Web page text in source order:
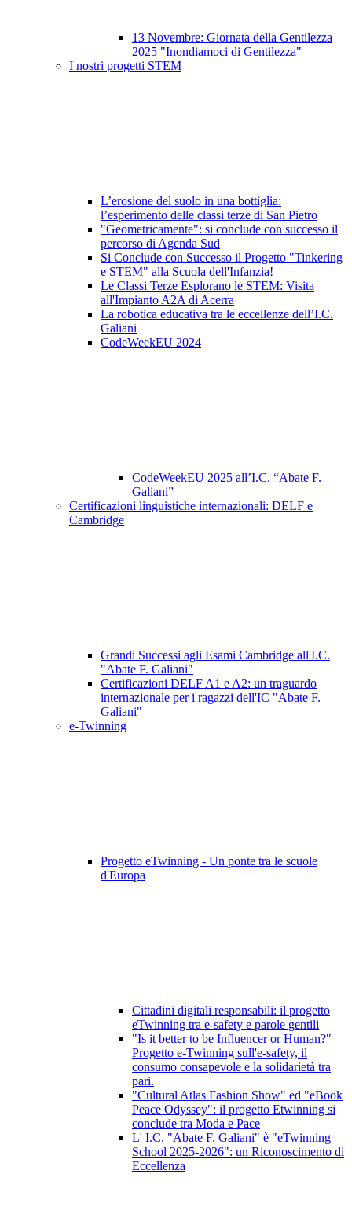
13 Novembre: Giornata della Gentilezza
2025 "Inondiamoci di Gentilezza"
I nostri progetti STEM
L’erosione del suolo in una bottiglia:
l’esperimento delle classi terze di San Pietro
"Geometricamente": si conclude con successo il
percorso di Agenda Sud
Si Conclude con Successo il Progetto "Tinkering
e STEM" alla Scuola dell'Infanzia!
Le Classi Terze Esplorano le STEM: Visita
all'Impianto A2A di Acerra
La robotica educativa tra le eccellenze dell’I.C.
Galiani
CodeWeekEU 2024
CodeWeekEU 2025 all’I.C. “Abate F.
Galiani”
Certificazioni linguistiche internazionali: DELF e
Cambridge
Grandi Successi agli Esami Cambridge all'I.C.
"Abate F. Galiani"
Certificazioni DELF A1 e A2: un traguardo
internazionale per i ragazzi dell'IC "Abate F.
Galiani"
e-Twinning
Progetto eTwinning - Un ponte tra le scuole
d'Europa
Cittadini digitali responsabili: il progetto
eTwinning tra e-safety e parole gentili
"Is it better to be Influencer or Human?"
Progetto e-Twinning sull'e-safety, il
consumo consapevole e la solidarietà tra
pari.
"Cultural Atlas Fashion Show" ed "eBook
Peace Odyssey": il progetto Etwinning si
conclude tra Moda e Pace
L' I.C. "Abate F. Galiani" è "eTwinning
School 2025-2026": un Riconoscimento di
Eccellenza